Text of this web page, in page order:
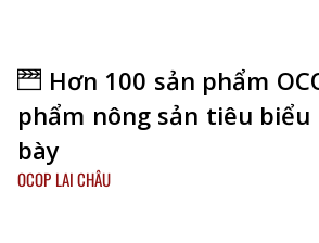
Hơn 100 sản phẩm
phẩm nông sản tiêu
bày
OCOP LAI CHÂU